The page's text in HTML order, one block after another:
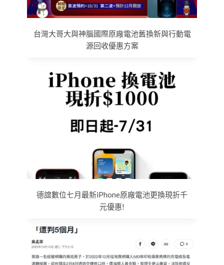
台灣大哥大與神腦國際原廠電池舊換新與行動電
源回收優惠方案
德誼數位七月最新iPhone原廠電池更換現折千
元優惠!